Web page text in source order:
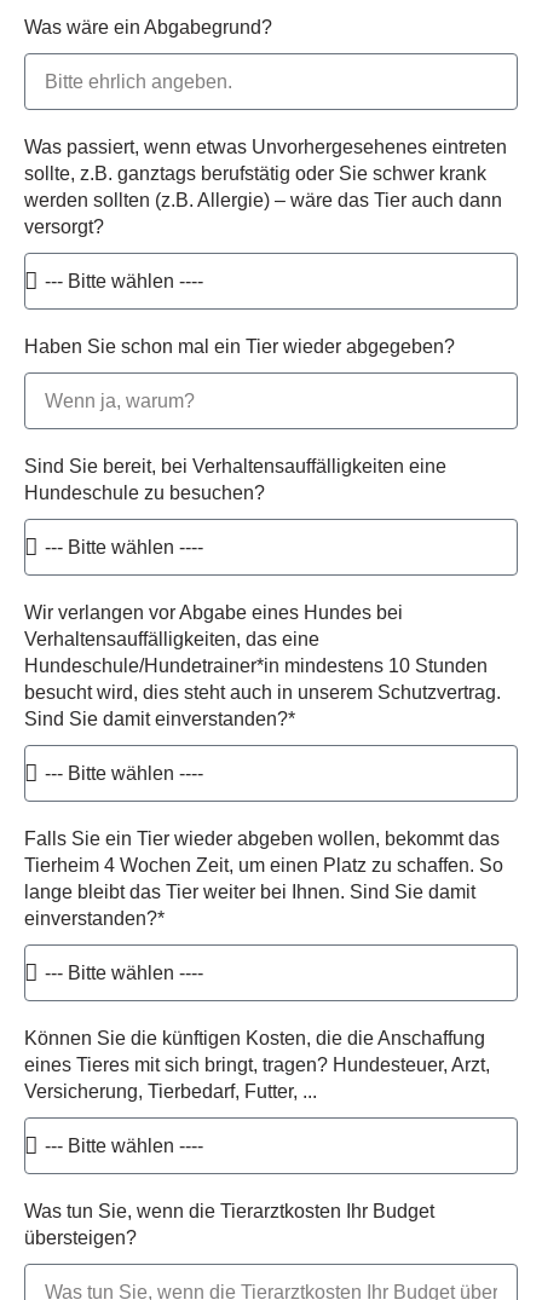
Was wäre ein Abgabegrund?
Was passiert, wenn etwas Unvorhergesehenes eintreten
sollte, z.B. ganztags berufstätig oder Sie schwer krank
werden sollten (z.B. Allergie) – wäre das Tier auch dann
versorgt?
Haben Sie schon mal ein Tier wieder abgegeben?
Sind Sie bereit, bei Verhaltensauffälligkeiten eine
Hundeschule zu besuchen?
Wir verlangen vor Abgabe eines Hundes bei
Verhaltensauffälligkeiten, das eine
Hundeschule/Hundetrainer*in mindestens 10 Stunden
besucht wird, dies steht auch in unserem Schutzvertrag.
Sind Sie damit einverstanden?*
Falls Sie ein Tier wieder abgeben wollen, bekommt das
Tierheim 4 Wochen Zeit, um einen Platz zu schaffen. So
lange bleibt das Tier weiter bei Ihnen. Sind Sie damit
einverstanden?*
Können Sie die künftigen Kosten, die die Anschaffung
eines Tieres mit sich bringt, tragen? Hundesteuer, Arzt,
Versicherung, Tierbedarf, Futter, ...
Was tun Sie, wenn die Tierarztkosten Ihr Budget
übersteigen?